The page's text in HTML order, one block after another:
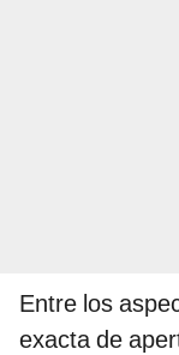
Entre los
exacta de